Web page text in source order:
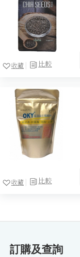
比較
收藏
比較
收藏
訂購及查詢